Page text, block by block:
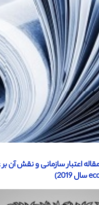
اعتبار سازمانی و نقش آن